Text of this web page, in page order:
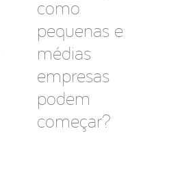
como
pequenas e
médias
empresas
podem
começar?